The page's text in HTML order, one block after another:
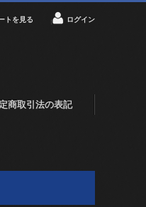
トを見る ログイン
商取引法の表記